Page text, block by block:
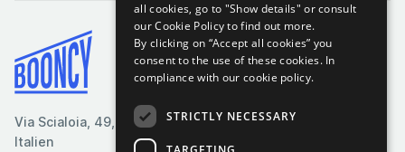
Via Scialoia, 49, Florenz,
Italien
Bedingungen & Konditionen
Cookie-Richtlinie
Datenschutzrichtlinie
all cookies, go to "Show details" or consult
our Cookie Policy to find out more.
By clicking on “Accept all cookies” you
consent to the use of these cookies. In
compliance with our cookie policy.
STRICTLY NECESSARY